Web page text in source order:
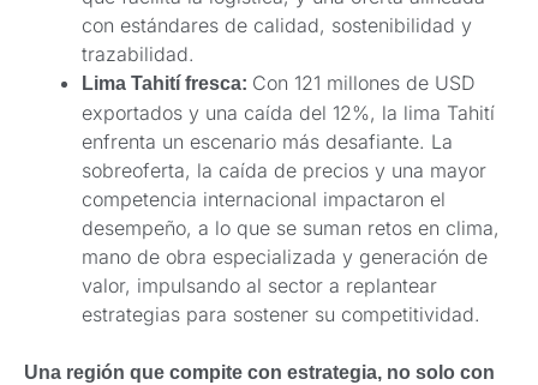
con estándares de calidad, sostenibilidad y
trazabilidad.
Lima Tahití fresca: Con 121 millones de USD
exportados y una caída del 12%, la lima Tahití
enfrenta un escenario más desafiante. La
sobreoferta, la caída de precios y una mayor
competencia internacional impactaron el
desempeño, a lo que se suman retos en clima,
mano de obra especializada y generación de
valor, impulsando al sector a replantear
estrategias para sostener su competitividad.
Una región que compite con estrategia, no solo con